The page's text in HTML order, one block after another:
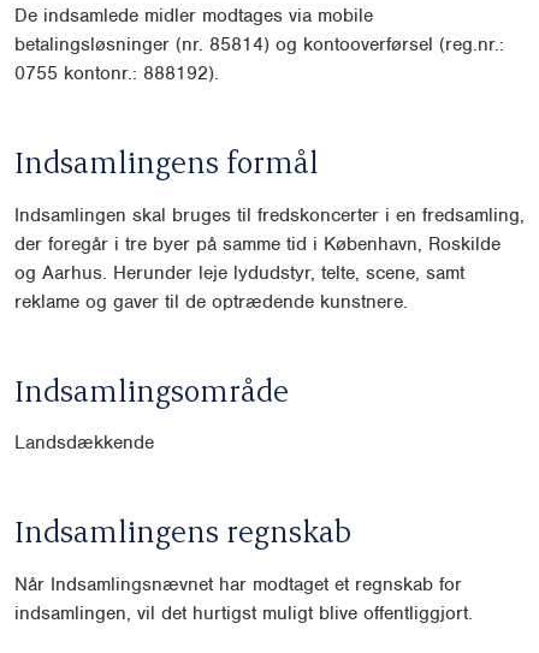
De indsamlede midler modtages via mobile
betalingsløsninger (nr. 85814) og kontooverførsel (reg.nr.:
0755 kontonr.: 888192).
Indsamlingens formål
Indsamlingen skal bruges til fredskoncerter i en fredsamling,
der foregår i tre byer på samme tid i København, Roskilde
og Aarhus. Herunder leje lydudstyr, telte, scene, samt
reklame og gaver til de optrædende kunstnere.
Indsamlingsområde
Landsdækkende
Indsamlingens regnskab
Når Indsamlingsnævnet har modtaget et regnskab for
indsamlingen, vil det hurtigst muligt blive offentliggjort.